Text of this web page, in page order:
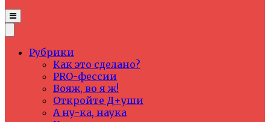
Рубрики
Как это сделано?
PRO-фессии
Вояж, во я ж!
Откройте Д+уши
А ну-ка, наука